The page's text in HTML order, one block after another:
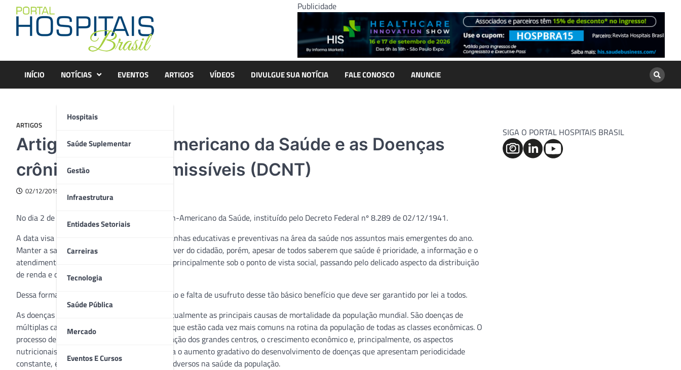
content
Publicidade
INÍCIO NOTÍCIAS
Hospitais
Saúde Suplementar
Gestão
Infraestrutura
Entidades Setoriais
Carreiras
Tecnologia
Saúde Pública
Mercado
Eventos E Cursos
EVENTOS ARTIGOS VÍDEOS DIVULGUE SUA NOTÍCIA FALE CONOSCO ANUNCIE
ARTIGOS
Artigo – O Dia Panamericano da Saúde e as Doenças
crônicas não transmissíveis (DCNT)
02/12/2019
No dia 2 de dezembro é comemorado o dia Pan-Americano da Saúde, instituído pelo Decreto Federal nº 8.289 de 02/12/1941.
A data visa lembrar o continente sobre campanhas educativas e preventivas na área da saúde nos assuntos mais emergentes do ano.
Manter a saúde é um direito e também um dever do cidadão, porém, apesar de todos saberem que saúde é prioridade, a informação e o
atendimento à população encontra barreiras, principalmente sob o ponto de vista social, passando pelo delicado aspecto da distribuição
de renda e divisão de recursos em saúde.
Dessa forma, ainda existe muita desinformação e falta de usufruto desse tão básico benefício que deve ser garantido por lei a todos.
As doenças crônicas não transmissíveis são atualmente as principais causas de mortalidade da população mundial. São doenças de
múltiplas causas e de muitos fatores de risco que estão cada vez mais comuns na rotina da população de todas as classes econômicas. O
processo de transição demográfica, a urbanização dos grandes centros, o crescimento econômico e, principalmente, os aspectos
nutricionais são fatores que contribuíram para o aumento gradativo do desenvolvimento de doenças que apresentam periodicidade
constante, e que causam sintomas e efeitos adversos na saúde da população.
SIGA O PORTAL HOSPITAIS BRASIL